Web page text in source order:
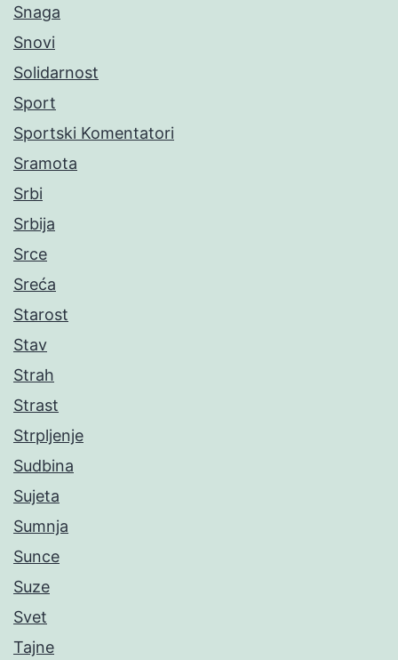
Snaga
Snovi
Solidarnost
Sport
Sportski Komentatori
Sramota
Srbi
Srbija
Srce
Sreća
Starost
Stav
Strah
Strast
Strpljenje
Sudbina
Sujeta
Sumnja
Sunce
Suze
Svet
Tajne